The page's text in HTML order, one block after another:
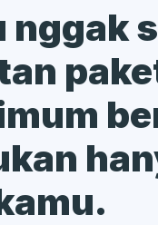
nggak